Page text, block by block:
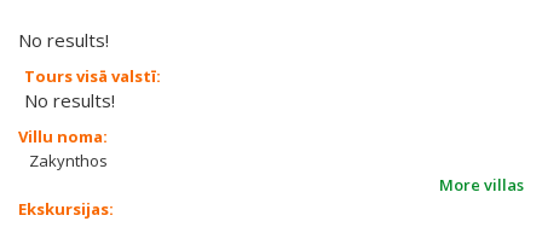
No results!
Tours visā valstī:
No results!
Villu noma:
Zakynthos
More villas
Ekskursijas: